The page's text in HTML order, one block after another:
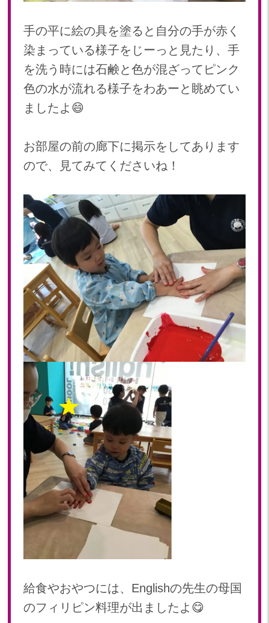
2021年 04月(21)
2021年 02月(18)
2021年 01月(19)
2020
2020年 12月(19)
2020年 10月(22)
2020年 09月(20)
2020年 07月(21)
2020年 06月(22)
2020年 05月(18)
2020年 04月(21)
2020年 03月(19)
2020年 02月(16)
2020年 01月(19)
2019
2019年 12月(20)
2019年 11月(20)
2019年 10月(21)
2019年 09月(17)
2019年 08月(20)
2019年 07月(22)
2019年 06月(20)
2019年 05月(19)
2019年 04月(5)
2019年 03月(11)
2019年 02月(12)
2019年 01月(15)
2018年 12月(12)
2018年 10月(17)
2018年 09月(15)
手の平に絵の具を塗ると自分の手が赤く
染まっている様子をじーっと見たり、手
を洗う時には石鹸と色が混ざってピンク
色の水が流れる様子をわあーと眺めてい
ましたよ😄
お部屋の前の廊下に掲示をしてあります
ので、見てみてくださいね！
給食やおやつには、Englishの先生の母国
のフィリピン料理が出ましたよ😋